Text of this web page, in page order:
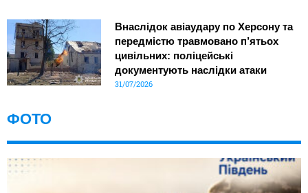
Внаслідок авіаудару по Херсону та
передмістю травмовано п’ятьох
цивільних: поліцейські
документують наслідки атаки
31/07/2026
ФОТО